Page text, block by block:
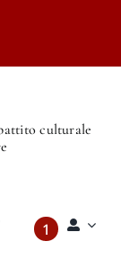
culturale
1